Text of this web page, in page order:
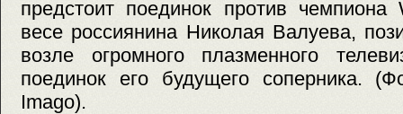
предстоит поединок против
весе россиянина Николая Валуева,
возле огромного плазменного
поединок его будущего соперника.
Imago).